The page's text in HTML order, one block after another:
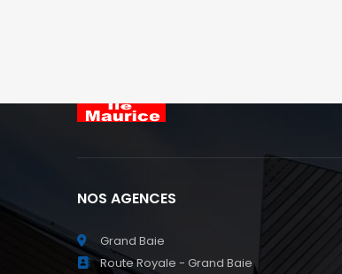
NOS AGENCES
Grand Baie
Route Royale - Grand Baie